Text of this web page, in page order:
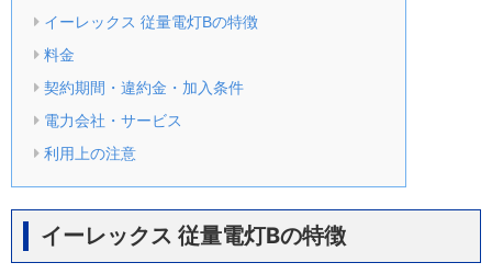
イーレックス 従量電灯Bの特徴
料金
契約期間・違約金・加入条件
電力会社・サービス
利用上の注意
イーレックス 従量電灯Bの特徴